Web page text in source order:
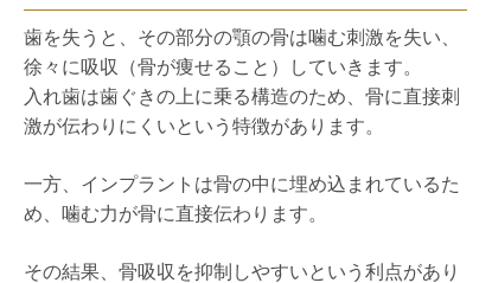
歯を失うと、その部分の顎の骨は噛む刺激を失い、
徐々に吸収（骨が痩せること）していきます。
入れ歯は歯ぐきの上に乗る構造のため、骨に直接刺
激が伝わりにくいという特徴があります。
一方、インプラントは骨の中に埋め込まれているた
め、噛む力が骨に直接伝わります。
その結果、骨吸収を抑制しやすいという利点があり